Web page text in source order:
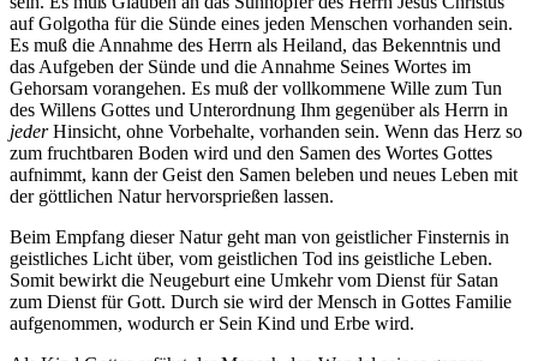
auf Golgotha für die Sünde eines jeden Menschen vorhanden sein.
Es muß die Annahme des Herrn als Heiland, das Bekenntnis und
das Aufgeben der Sünde und die Annahme Seines Wortes im
Gehorsam vorangehen. Es muß der vollkommene Wille zum Tun
des Willens Gottes und Unterordnung Ihm gegenüber als Herrn in
jederHinsicht, ohne Vorbehalte, vorhanden sein. Wenn das Herz so
zum fruchtbaren Boden wird und den Samen des Wortes Gottes
aufnimmt, kann der Geist den Samen beleben und neues Leben mit
der göttlichen Natur hervorsprießen lassen.
Beim Empfang dieser Natur geht man von geistlicher Finsternis in
geistliches Licht über, vom geistlichen Tod ins geistliche Leben.
Somit bewirkt die Neugeburt eine Umkehr vom Dienst für Satan
zum Dienst für Gott. Durch sie wird der Mensch in Gottes Familie
aufgenommen, wodurch er Sein Kind und Erbe wird.